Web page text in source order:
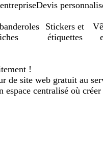
Devis
Stickers et
étiquettes
!
de site web gratuit au
centralisé où